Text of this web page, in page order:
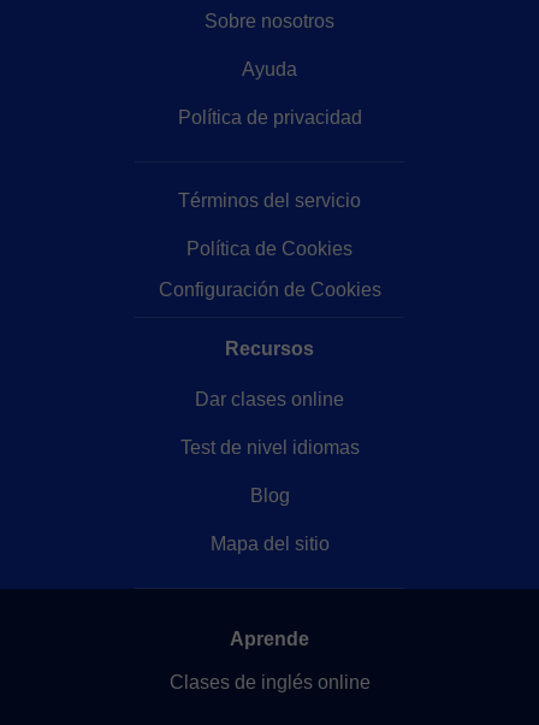
Sobre nosotros
Ayuda
Política de privacidad
Términos del servicio
Política de Cookies
Configuración de Cookies
Recursos
Dar clases online
Test de nivel idiomas
Blog
Mapa del sitio
Aprende
Clases de inglés online